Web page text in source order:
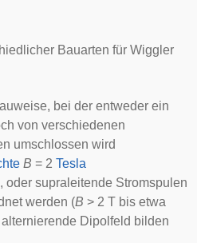
Bauarten für Wiggler
bei der entweder ein
von verschiedenen
umschlossen wird
B = 2 Tesla
oder supraleitende Stromspulen
werden (B > 2 T bis etwa
Dipolfeld bilden